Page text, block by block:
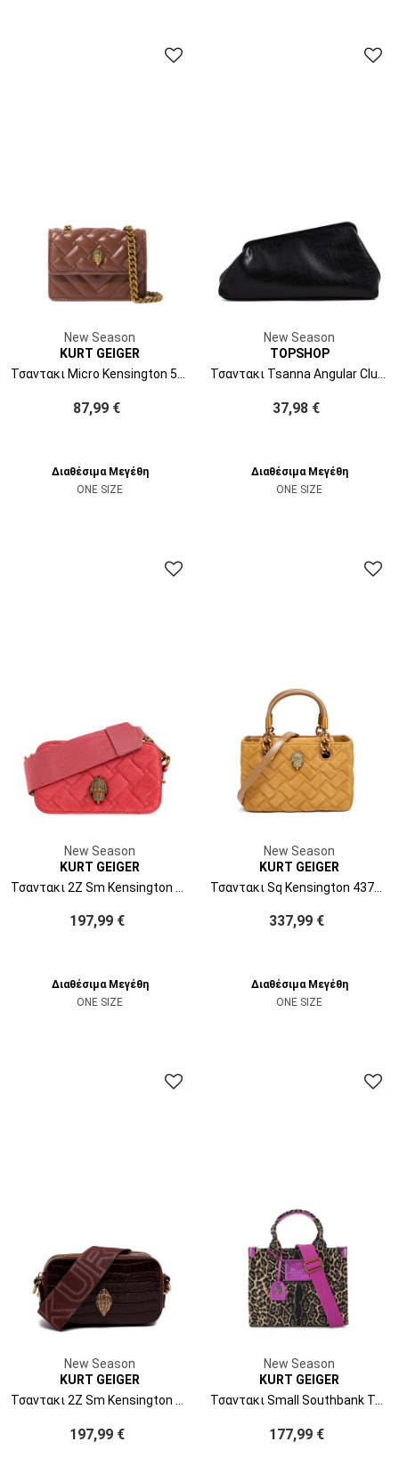
New Season
KURT GEIGER
Τσαντακι Micro Kensington 5848254979 54-wine
87,99 €
Διαθέσιμα Μεγέθη
ONE SIZE
New Season
TOPSHOP
Τσαντακι Tsanna Angular Clutch Bag 31001670 C-N10 black
37,98 €
Διαθέσιμα Μεγέθη
ONE SIZE
New Season
KURT GEIGER
197,99 €
Διαθέσιμα Μεγέθη
ONE SIZE
New Season
KURT GEIGER
337,99 €
Διαθέσιμα Μεγέθη
ONE SIZE
New Season
KURT GEIGER
Τσαντακι 2Z Sm Kensington Camera 5389130419 30-brown
197,99 €
New Season
KURT GEIGER
Τσαντακι Small Southbank Tote 4359239689 39-brown/oth
177,99 €